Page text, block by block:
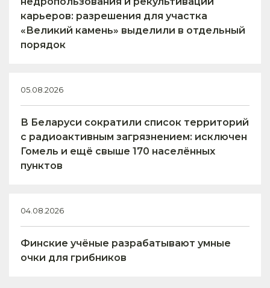
карьеров: разрешения для участка
«Великий камень» выделили в отдельный
порядок
05.08.2026
В Беларуси сократили список территорий
с радиоактивным загрязнением: исключен
Гомель и ещё свыше 170 населённых
пунктов
04.08.2026
Финские учёные разрабатывают умные
очки для грибников